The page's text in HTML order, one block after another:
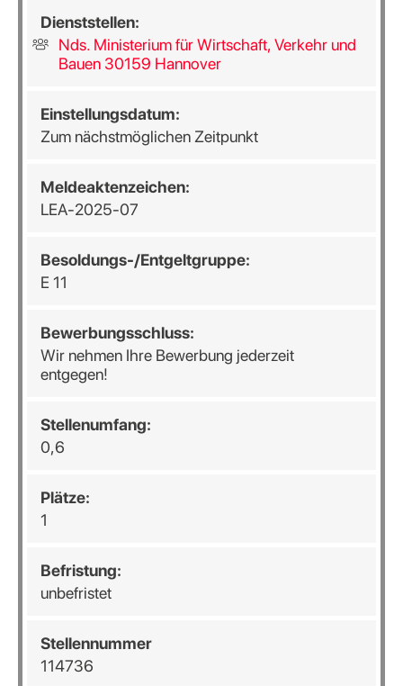
Dienststellen:
Nds. Ministerium für Wirtschaft, Verkehr und
Bauen 30159 Hannover
Einstellungsdatum:
Zum nächstmöglichen Zeitpunkt
Meldeaktenzeichen:
LEA-2025-07
Besoldungs-/Entgeltgruppe:
E 11
Bewerbungsschluss:
Wir nehmen Ihre Bewerbung jederzeit
entgegen!
Stellenumfang:
0,6
Plätze:
1
Befristung:
unbefristet
Stellennummer
114736